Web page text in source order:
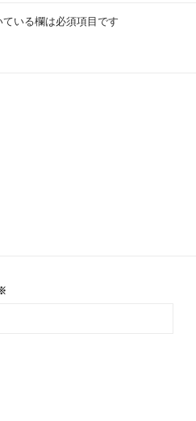
ている欄は必須項目です